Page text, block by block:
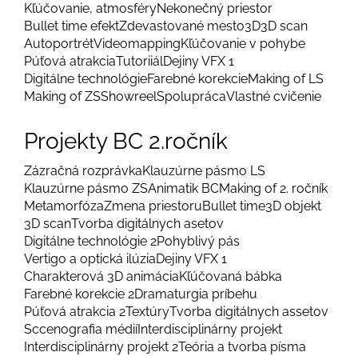
Kľúčovanie, atmosféryNekonečný priestor
Bullet time efektZdevastované mesto3D3D scan
AutoportrétVideomappingKľúčovanie v pohybe
Púťová atrakciaTutoriiálDejiny VFX 1
Digitálne technológieFarebné korekcieMaking of LS
Making of ZSShowreelSpoluprácaVlastné cvičenie
Projekty BC 2.ročník
Zázračná rozprávkaKlauzúrne pásmo LS
Klauzúrne pásmo ZSAnimatik BCMaking of 2. ročník
MetamorfózaZmena priestoruBullet time3D objekt
3D scanTvorba digitálnych asetov
Digitálne technológie 2Pohyblivý pás
Vertigo a optická ilúziaDejiny VFX 1
Charakterová 3D animáciaKľúčovaná bábka
Farebné korekcie 2Dramaturgia príbehu
Púťová atrakcia 2TextúryTvorba digitálnych assetov
Sccenografia médiíInterdisciplinárny projekt
Interdisciplinárny projekt 2Teória a tvorba písma